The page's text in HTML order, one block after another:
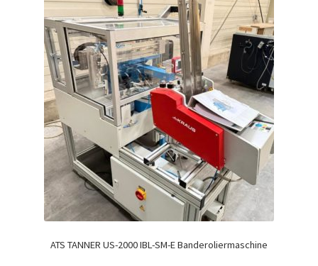
ATS TANNER US-2000 IBL-SM-E Banderoliermaschine